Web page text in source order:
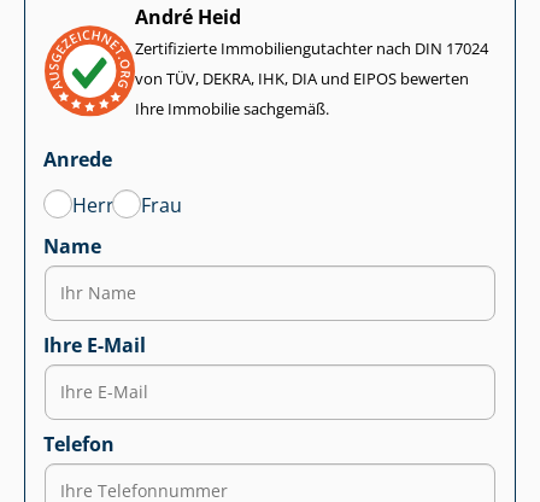
André Heid
Zertifizierte Im­mo­bi­li­en­gut­ach­ter nach DIN 17024
von TÜV, DEKRA, IHK, DIA und EIPOS bewerten
Ihre Immobilie sachgemäß.
Anrede
Herr
Frau
Name
Ihre E-Mail
Telefon